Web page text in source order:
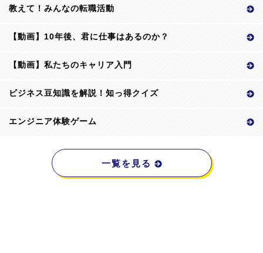
教えて！みんなの転職活動
【動画】10年後、君に仕事はあるのか？
【動画】私たちのキャリア入門
ビジネス豆知識を解説！知っ得クイズ
エンジニア体験ゲーム
一覧を見る